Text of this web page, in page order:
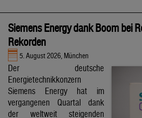
Siemens Energy dank Boom bei
Rekorden
5. August 2026, München
Der deutsche
Energietechnikkonzern
Siemens Energy hat im
vergangenen Quartal dank
der weltweit steigenden